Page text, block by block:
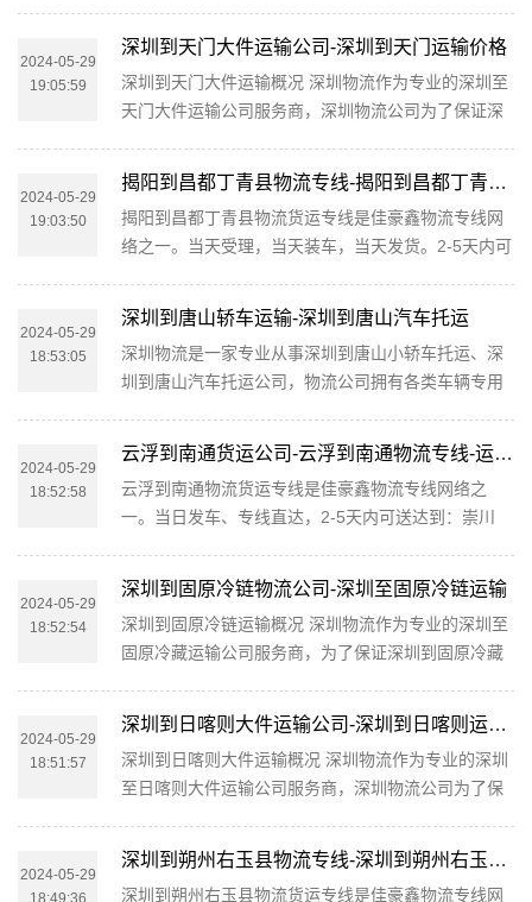
时派送，缩短了货物在途时间，提高了冷藏运输效
率。 深圳到滨州冷链运输是深圳...
安区、东山区、萝北县、绥滨县。 深圳到鹤岗物流为
工厂、贸易商、批发商等货主提供整车、零担、大件
运输、普快特快、搬家搬厂、回程车调用等全方位的
物流服务。在深圳周边都可以上门提货，送货到指定
地点。物流是保险公司货运险的签约公司，您可以放
心地把货托付物流！ 深圳物流...
2024-05-29
19:05:59
深圳到天门大件运输公司-深圳到天门运输价格
深圳到天门大件运输概况 深圳物流作为专业的深圳至
天门大件运输公司服务商，深圳物流公司为了保证深
运营，进一步提升物流深圳至天门大件运输品牌竞争
力，物流公司在深圳专门设立了办事机构，并备有专
业的大件工作人员与您及时沟通，为您提供从深圳到
天门的大件运输相关延伸服务，极大的保障了货物的
准时到达和及时派送，缩短了货物在途时间，提高了
大件运输效率。 物流与几十家...
2024-05-29
19:03:50
揭阳到昌都丁青县物流专线-揭阳到昌都丁青县货运价格-物流公司电话
揭阳到昌都丁青县物流货运专线是佳豪鑫物流专线网
络之一。当天受理，当天装车，当天发货。2-5天内可
货运代理、专线运输、仓储配送于一体的物流服务提
供商，为您提供零担运输、整车运输、仓储配送、理
货包装、装卸搬运、展会物流、长途搬家、轿车、行
李托运等服务。只需一个电话，一切帮您搞定。公司
介绍佳豪鑫物流秉承“尊客爱货”的服务理念，凭借揭
阳至昌都丁青县物流的服务...
2024-05-29
18:53:05
深圳到唐山轿车运输-深圳到唐山汽车托运
深圳物流是一家专业从事深圳到唐山小轿车托运、深
圳到唐山汽车托运公司，物流公司拥有各类车辆专用
各省会城市存在运输节点，业务量充足天天定时定点
准时深圳至唐山双向发车，全程高速行驶，在规定时
间即可到达目的地。 深圳到唐山轿车托运已成为深圳
物流公司的优质轿车线路之一，唐山可送车上门到达
以下区域：丰南市、遵化市、迁安市、丰润县、乐亭
县、滦县、玉田县、迁西县、...
2024-05-29
18:52:58
云浮到南通货运公司-云浮到南通物流专线-运费价格
云浮到南通物流货运专线是佳豪鑫物流专线网络之
一。当日发车、专线直达，2-5天内可送达到：崇川
东县。可提供云浮直达南通整车运输、零担运输、大
票货运输、大件运输、设备运输、集装箱运输、轿车
托运、摩托车托运、酒水托运、搬家服务、长途搬
家、专线运输等服务。只需一个电话，一切帮您搞
定。公司服务流程一般为：受理→提货→装车→运输
→集散地卸货分货→派送→客户收货→...
2024-05-29
18:52:54
深圳到固原冷链物流公司-深圳至固原冷链运输
深圳到固原冷链运输概况 深圳物流作为专业的深圳至
固原冷藏运输公司服务商，为了保证深圳到固原冷藏
提升物流深圳至固原冷藏运输品牌竞争力，物流公司
在深圳专门设立了办事机构，并备有专业的冷藏工作
人员与您及时沟通，为您提供从深圳到固原的冷藏运
输相关延伸服务，极大的保障了货物的准时到达和及
时派送，缩短了货物在途时间，提高了冷藏运输效
率。 深圳到固原冷链运输是深圳...
2024-05-29
18:51:57
深圳到日喀则大件运输公司-深圳到日喀则运输价格
深圳到日喀则大件运输概况 深圳物流作为专业的深圳
至日喀则大件运输公司服务商，深圳物流公司为了保
高效的运营，进一步提升物流深圳至日喀则大件运输
品牌竞争力，物流公司在深圳专门设立了办事机构，
2024-05-29
深圳到朔州右玉县物流专线-深圳到朔州右玉县货运价格-物流公司电话
深圳到朔州右玉县物流货运专线是佳豪鑫物流专线网